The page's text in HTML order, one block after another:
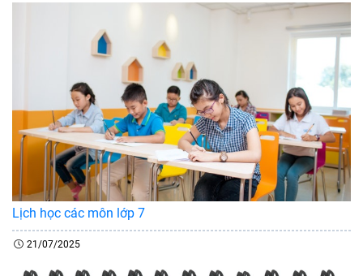
Lịch học các môn lớp 7
21/07/2025